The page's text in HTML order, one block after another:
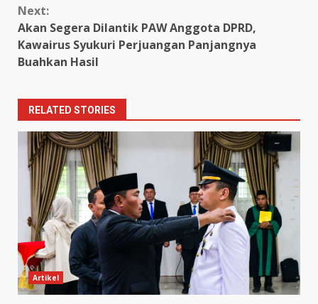
Next:
Akan Segera Dilantik PAW Anggota DPRD,
Kawairus Syukuri Perjuangan Panjangnya
Buahkan Hasil
RELATED STORIES
Artikel